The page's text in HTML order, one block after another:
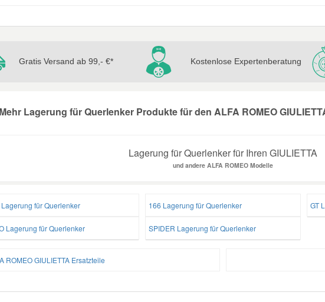
Gratis Versand ab 99,- €* Kostenlose Expertenberatung
Mehr Lagerung für Querlenker Produkte für den ALFA ROMEO
Lagerung für Querlenker für Ihren GIULIETTA
und andere ALFA ROMEO Modelle
für Querlenker 166 Lagerung für Querlenker GT
Lagerung für Querlenker SPIDER Lagerung für Querlenker
ROMEO GIULIETTA Ersatzteile